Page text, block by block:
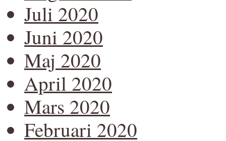
Juli 2020
Juni 2020
Maj 2020
April 2020
Mars 2020
Februari 2020